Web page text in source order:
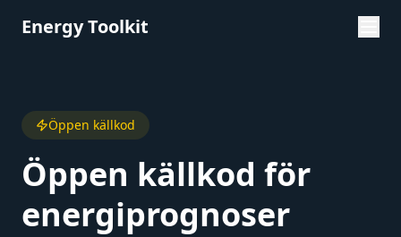
Energy Toolkit
Öppen källkod
Öppen källkod för
energiprognoser